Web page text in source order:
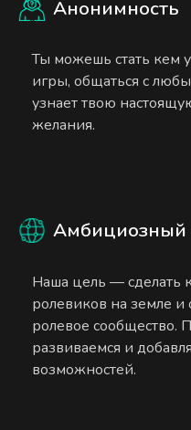
Анонимность
Ты можешь стать кем
игры, общаться с
узнает твою
желания.
Амбициозный
Наша цель — сделать
ролевиков на земле
ролевое сообщество.
развиваемся и
возможностей.